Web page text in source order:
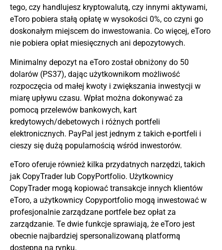
tego, czy handlujesz kryptowalutą, czy innymi aktywami,
eToro pobiera stałą opłatę w wysokości 0%, co czyni go
doskonałym miejscem do inwestowania. Co więcej, eToro
nie pobiera opłat miesięcznych ani depozytowych.
Minimalny depozyt na eToro został obniżony do 50
dolarów (PS37), dając użytkownikom możliwość
rozpoczęcia od małej kwoty i zwiększania inwestycji w
miarę upływu czasu. Wpłat można dokonywać za
pomocą przelewów bankowych, kart
kredytowych/debetowych i różnych portfeli
elektronicznych. PayPal jest jednym z takich e-portfeli i
cieszy się dużą popularnością wśród inwestorów.
eToro oferuje również kilka przydatnych narzędzi, takich
jak CopyTrader lub CopyPortfolio. Użytkownicy
CopyTrader mogą kopiować transakcje innych klientów
eToro, a użytkownicy Copyportfolio mogą inwestować w
profesjonalnie zarządzane portfele bez opłat za
zarządzanie. Te dwie funkcje sprawiają, że eToro jest
obecnie najbardziej spersonalizowaną platformą
dostępną na rynku.